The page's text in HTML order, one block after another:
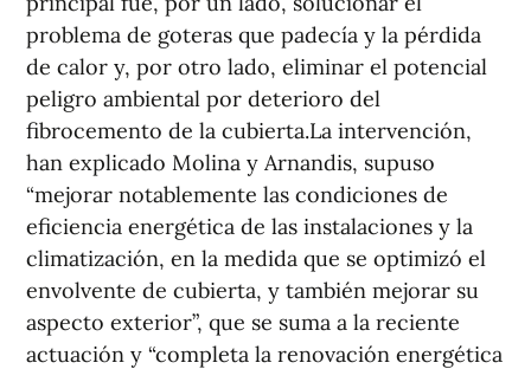
problema de goteras que padecía y la pérdida
de calor y, por otro lado, eliminar el potencial
peligro ambiental por deterioro del
fibrocemento de la cubierta.La intervención,
han explicado Molina y Arnandis, supuso
“mejorar notablemente las condiciones de
eficiencia energética de las instalaciones y la
climatización, en la medida que se optimizó el
envolvente de cubierta, y también mejorar su
aspecto exterior”, que se suma a la reciente
actuación y “completa la renovación energética